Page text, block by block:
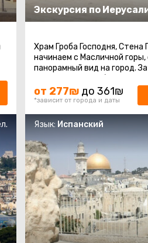
Экскурсия по
Храм Гроба Господня,
начинаем с Масличной
панорамный вид на город.
от 277₪ до 361₪
*зависит от города и даты
Язык: Испанский